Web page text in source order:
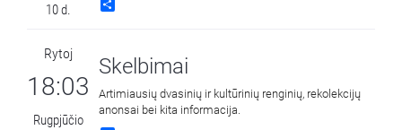
10 d.
Rytoj
18:03
Rugpjūčio
Skelbimai
Artimiausių dvasinių ir kultūrinių renginių, rekolekcijų
anonsai bei kita informacija.